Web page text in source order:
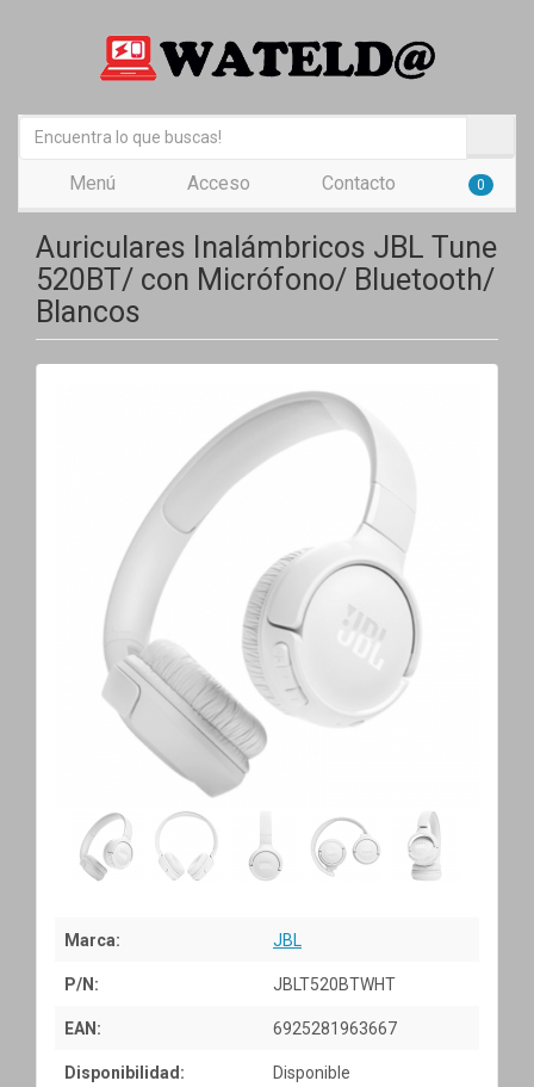
Menú Acceso Contacto 0
Auriculares Inalámbricos JBL Tune
520BT/ con Micrófono/ Bluetooth/
Blancos
Marca: JBL
P/N: JBLT520BTWHT
EAN: 6925281963667
Disponibilidad: Disponible